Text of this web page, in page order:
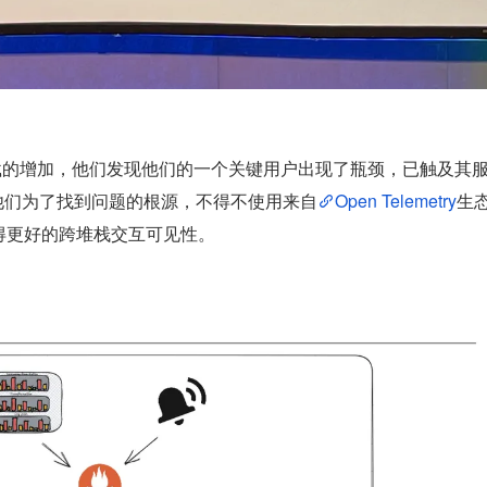
增加，他们发现他们的一个关键用户出现了瓶颈，已触及其
为了找到问题的根源，不得不使用来自
Open Telemetry生
好的跨堆栈交互可见性。